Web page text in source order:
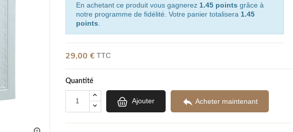
En achetant ce produit vous gagnerez 1.45 points grâce à
notre programme de fidélité. Votre panier totalisera 1.45
points
29,00 €TTC
Quantité
Ajouter  Acheter maintenant